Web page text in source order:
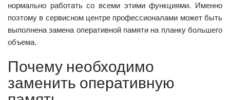
нормально работать со всеми этими функциями. Именно
поэтому в сервисном центре профессионалами может быть
выполнена замена оперативной памяти на планку большего
объема.
Почему необходимо
заменить оперативную